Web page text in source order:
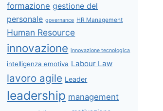
formazione gestione del
personale governance HR Management
Human Resource
innovazione innovazione tecnologica
intelligenza emotiva Labour Law
lavoro agile Leader
leadership management